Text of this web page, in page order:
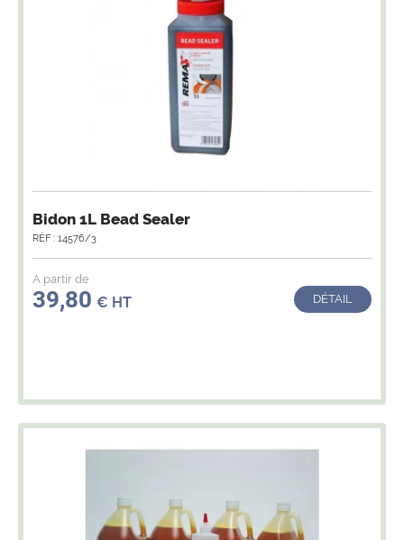
Bidon 1L Bead Sealer
RÉF : 14576/3
A partir de
39,80 € HT DÉTAIL